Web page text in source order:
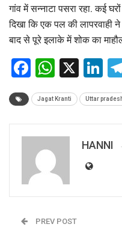
गांव में सन्नाटा पसरा रहा. कई
दिखा कि एक पल की लापरवाही
बाद से पूरे इलाके में शोक का
Facebook
X
Jagat Kranti Uttar
HANNI
PREV POST